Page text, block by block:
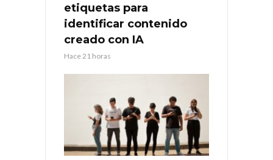
etiquetas para
identificar contenido
creado con IA
Hace 21 horas